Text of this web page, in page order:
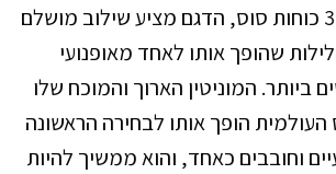
דו-פעימתי בעל 39 כוחות סוס, הדגם מציע שילוב מושלם
שהופך אותו לאחד מאופנועי
ביותר. המוניטין הארוך והמוכח שלו
העולמית הופך אותו לבחירה הראשונה
וחובבים כאחד, והוא ממשיך להיות